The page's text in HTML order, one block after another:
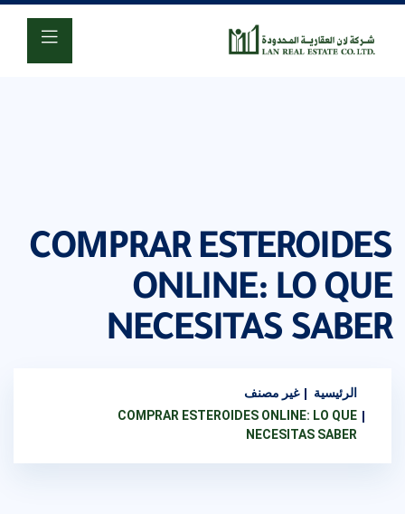
COMPRAR ESTEROIDES
ONLINE: LO QUE
NECESITAS SABER
الرئيسية
غير مصنف
COMPRAR ESTEROIDES ONLINE: LO QUE
NECESITAS SABER